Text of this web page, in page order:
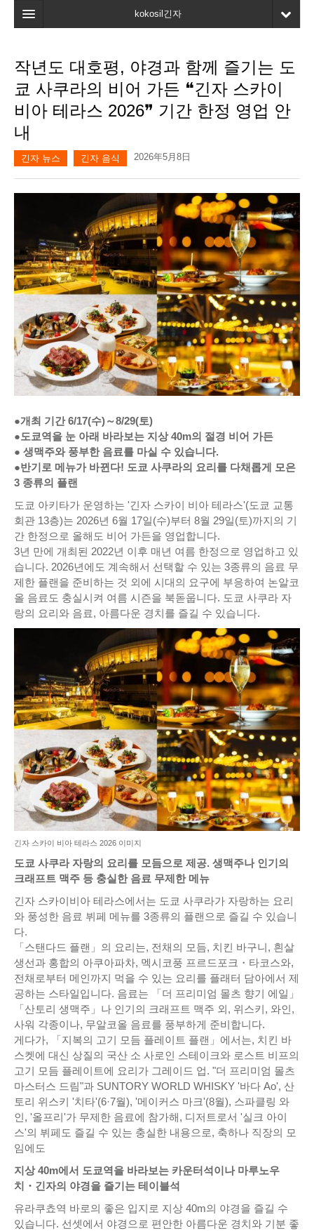
kokosil긴자
검색
최신정보
마이페이지
작년도 대호평, 야경과 함께 즐기는 도
쿄 사쿠라의 비어 가든 ❝긴자 스카이
비아 테라스 2026❞ 기간 한정 영업 안
내
긴자 뉴스 긴자 음식 2026年5月8日
●개최 기간 6/17(수)～8/29(토)
●도쿄역을 눈 아래 바라보는 지상 40m의 절경 비어 가든
● 생맥주와 풍부한 음료를 마실 수 있습니다.
●반기로 메뉴가 바뀐다! 도쿄 사쿠라의 요리를 다채롭게 모은
3 종류의 플랜
도쿄 아키타가 운영하는 '긴자 스카이 비아 테라스'(도쿄 교통
회관 13층)는 2026년 6월 17일(수)부터 8월 29일(토)까지의 기
간 한정으로 올해도 비어 가든을 영업합니다.
3년 만에 개최된 2022년 이후 매년 여름 한정으로 영업하고 있
습니다. 2026년에도 계속해서 선택할 수 있는 3종류의 음료 무
제한 플랜을 준비하는 것 외에 시대의 요구에 부응하여 논알코
올 음료도 충실시켜 여름 시즌을 북돋웁니다. 도쿄 사쿠라 자
랑의 요리와 음료, 아름다운 경치를 즐길 수 있습니다.
긴자 스카이 비아 테라스 2026 이미지
도쿄 사쿠라 자랑의 요리를 모듬으로 제공. 생맥주나 인기의
크래프트 맥주 등 충실한 음료 무제한 메뉴
긴자 스카이비아 테라스에서는 도쿄 사쿠라가 자랑하는 요리
와 풍성한 음료 뷔페 메뉴를 3종류의 플랜으로 즐길 수 있습니
다.
「스탠다드 플랜」의 요리는, 전채의 모듬, 치킨 바구니, 흰살
생선과 홍합의 아쿠아파차, 멕시코풍 프르드포크・타코스와,
전채로부터 메인까지 먹을 수 있는 요리를 플래터 담아에서 제
공하는 스타일입니다. 음료는 「더 프리미엄 몰츠 향기 에일」
「산토리 생맥주」나 인기의 크래프트 맥주 외, 위스키, 와인,
사워 각종이나, 무알코올 음료를 풍부하게 준비합니다.
게다가, 「지복의 고기 모듬 플레이트 플랜」에서는, 치킨 바
스켓에 대신 상질의 국산 소 사로인 스테이크와 로스트 비프의
고기 모듬 플레이트에 요리가 그레이드 업. "더 프리미엄 몰츠
마스터스 드림"과 SUNTORY WORLD WHISKY '바다 Ao', 산
토리 위스키 '치타'(6·7월), '메이커스 마크'(8월), 스파클링 와
인, '올프리'가 무제한 음료에 참가해, 디저트로서 '실크 아이
스'의 뷔페도 즐길 수 있는 충실한 내용으로, 축하나 직장의 모
임에도
지상 40m에서 도쿄역을 바라보는 카운터석이나 마루노우
치・긴자의 야경을 즐기는 테이블석
유라쿠쵸역 바로의 좋은 입지로 지상 40m의 야경을 즐길 수
있습니다. 선셋에서 야경으로 편안한 아름다운 경치와 기분 좋